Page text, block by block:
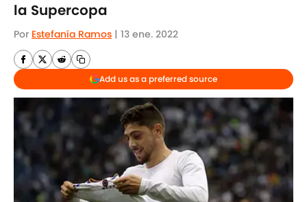
la Supercopa
Por Estefanía Ramos | 13 ene. 2022
Add us as a preferred source